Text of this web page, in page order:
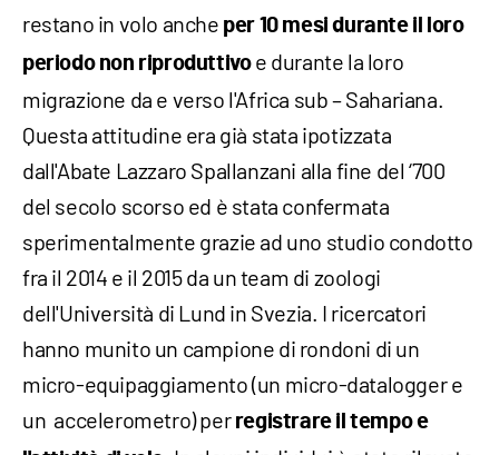
restano in volo anche per 10 mesi durante il loro
periodo non riproduttivoe durante la loro
migrazione da e verso l'Africa sub – Sahariana.
Questa attitudine era già stata ipotizzata
dall'Abate Lazzaro Spallanzani alla fine del ‘700
del secolo scorso ed è stata confermata
sperimentalmente grazie ad uno studio condotto
fra il 2014 e il 2015 da un team di zoologi
dell'Università di Lund in Svezia. I ricercatori
hanno munito un campione di rondoni di un
micro-equipaggiamento (un micro-datalogger e
un accelerometro) per registrare il tempo e